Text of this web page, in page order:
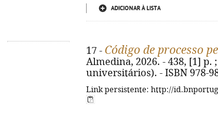
ADICIONAR À LISTA
17 - Código de processo
Almedina, 2026. - 438, [1] p.
universitários). - ISBN 978-
Link persistente: http://